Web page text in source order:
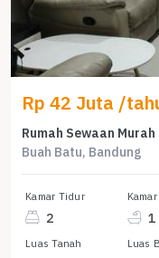
Rp 42 Juta /
Buah Batu, Bandung
Kamar Tidur
2 1
Luas Tanah Luas